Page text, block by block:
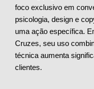
foco exclusivo em
psicologia, design e
uma ação específica.
Cruzes, seu uso
técnica aumenta
clientes.